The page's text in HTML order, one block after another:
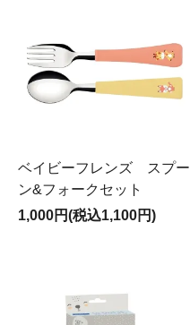
ベイビーフレンズ スプー
ン&フォークセット
1,000円(税込1,100円)